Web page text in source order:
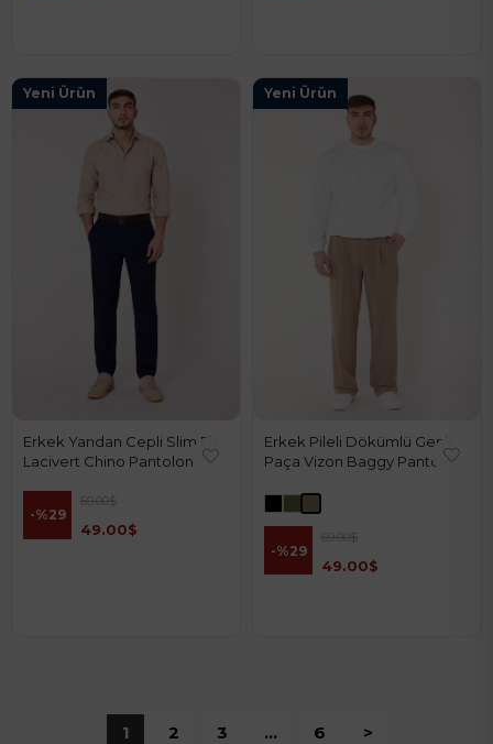
Erkek Yandan Cepli Slim Fit
Lacivert Chino Pantolon
%29
49.00$
69.00$
Yeni Ürün
Erkek Pileli Dökümlü Geniş
Paça Vizon Baggy Pantolon
%29
49.00$
69.00$
Yeni Ürün
1 2 3 ... 6 >